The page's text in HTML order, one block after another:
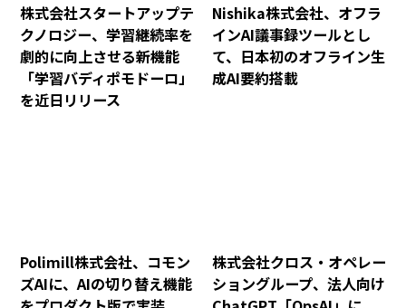
株式会社スタートアップテ
クノロジー、学習継続率を
劇的に向上させる新機能
「学習バディポモドーロ」
を近日リリース
Nishika株式会社、オフラ
インAI議事録ツールとし
て、日本初のオフライン生
成AI要約搭載
Polimill株式会社、コモン
ズAIに、AIの切り替え機能
株式会社クロス・オペレー
ショングループ、法人向け